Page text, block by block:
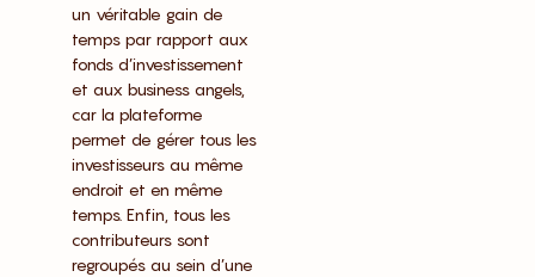
un véritable gain de
temps par rapport aux
fonds d’investissement
et aux business angels,
car la plateforme
permet de gérer tous les
investisseurs au même
endroit et en même
temps. Enfin, tous les
contributeurs sont
regroupés au sein d’une